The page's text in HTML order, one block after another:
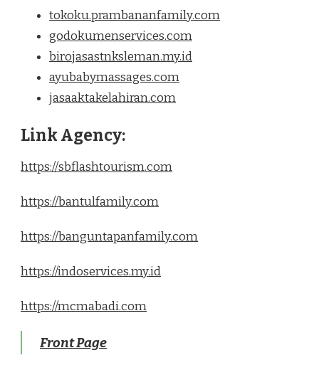
tokoku.prambananfamily.com
godokumenservices.com
birojasastnksleman.my.id
ayubabymassages.com
jasaaktakelahiran.com
Link Agency:
https://sbflashtourism.com
https://bantulfamily.com
https://banguntapanfamily.com
https://indoservices.my.id
https://mcmabadi.com
Front Page